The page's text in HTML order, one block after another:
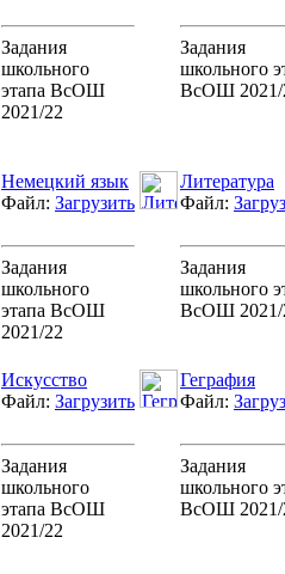
Задания
школьного
этапа ВсОШ
2021/22
Задания
школьного
ВсОШ 2021/
Немецкий язык
Файл: Загрузить
Задания
школьного
этапа ВсОШ
2021/22
Литература
Файл:
Задания
школьного
ВсОШ 2021/
Искусство
Файл: Загрузить
Задания
школьного
этапа ВсОШ
2021/22
Геграфия
Файл:
Задания
школьного
ВсОШ 2021/